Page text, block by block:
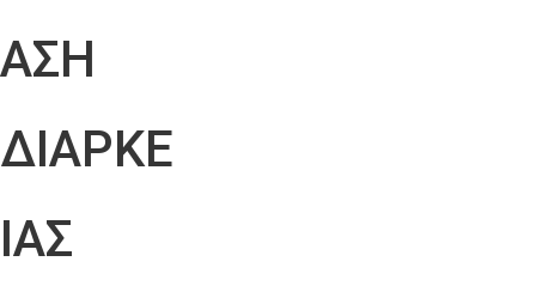
ΑΣΗ
ΔΙΑΡΚΕ
ΙΑΣ